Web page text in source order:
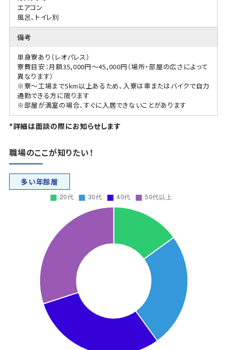
エアコン
風呂、トイレ別
備考
単身寮あり（レオパレス）
寮費目安：月額35,000円〜45,000円（場所・部屋の広さによって
異なります）
※寮〜工場まで5km以上あるため、入寮は車またはバイクで自力
通勤できる方に限ります
※部屋が満室の場合、すぐに入居できないことがあります
*詳細は面談の際にお知らせします
職場のここが知りたい！
多い年齢層